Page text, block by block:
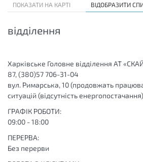
ПОКАЗАТИ НА КАРТІ ВІДОБРАЗИТИ
відділення
Харківське Головне відділення АТ
87, (380)57 706-31-04
вул. Римарська, 10 (продовжать
ситуацій (відсутність енергопостачання)
ГРАФІК РОБОТИ:
09:00 - 18:00
ПЕРЕРВА:
Без перерви